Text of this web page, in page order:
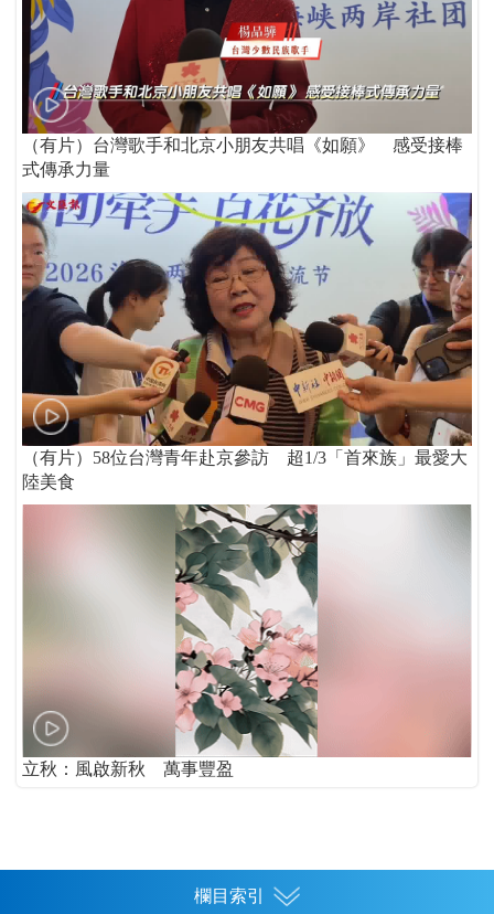
（有片）台灣歌手和北京小朋友共唱《如願》 感受接棒
式傳承力量
（有片）58位台灣青年赴京參訪 超1/3「首來族」最愛大
陸美食
立秋：風啟新秋 萬事豐盈
欄目索引